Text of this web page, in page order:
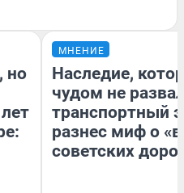
но
МНЕНИЕ
Наследие,
чудом не
транспортный
разнес миф о
советских